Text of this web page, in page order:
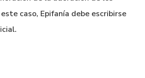
este caso, Epifanía debe escribirse